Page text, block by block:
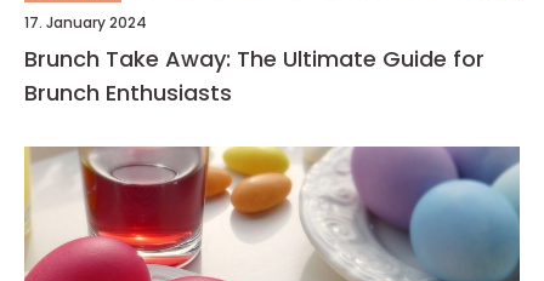
17. January 2024
Brunch Take Away: The Ultimate Guide for
Brunch Enthusiasts